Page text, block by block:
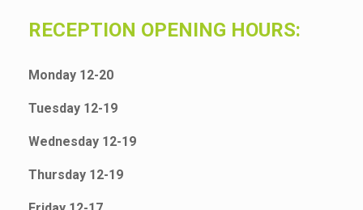
RECEPTION OPENING HOURS:
Monday 12-20
Tuesday 12-19
Wednesday 12-19
Thursday 12-19